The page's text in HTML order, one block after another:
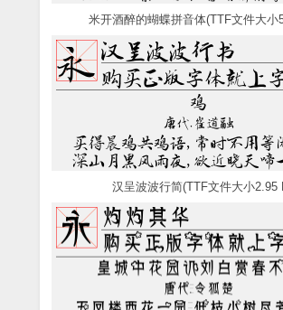
米开酒醉的蝴蝶拼音体(TTF文件大小
汉呈波波行简(TTF文件大小2.95